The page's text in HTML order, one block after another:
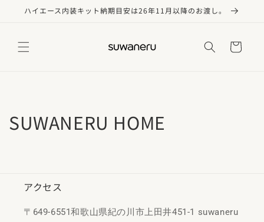
ンツに
ハイエース内装キット納期目安は26年11月以降のお渡し。
ー
SUWANERU HOME
アクセス
〒649-6551和歌山県紀の川市上田井451-1 suwaneru